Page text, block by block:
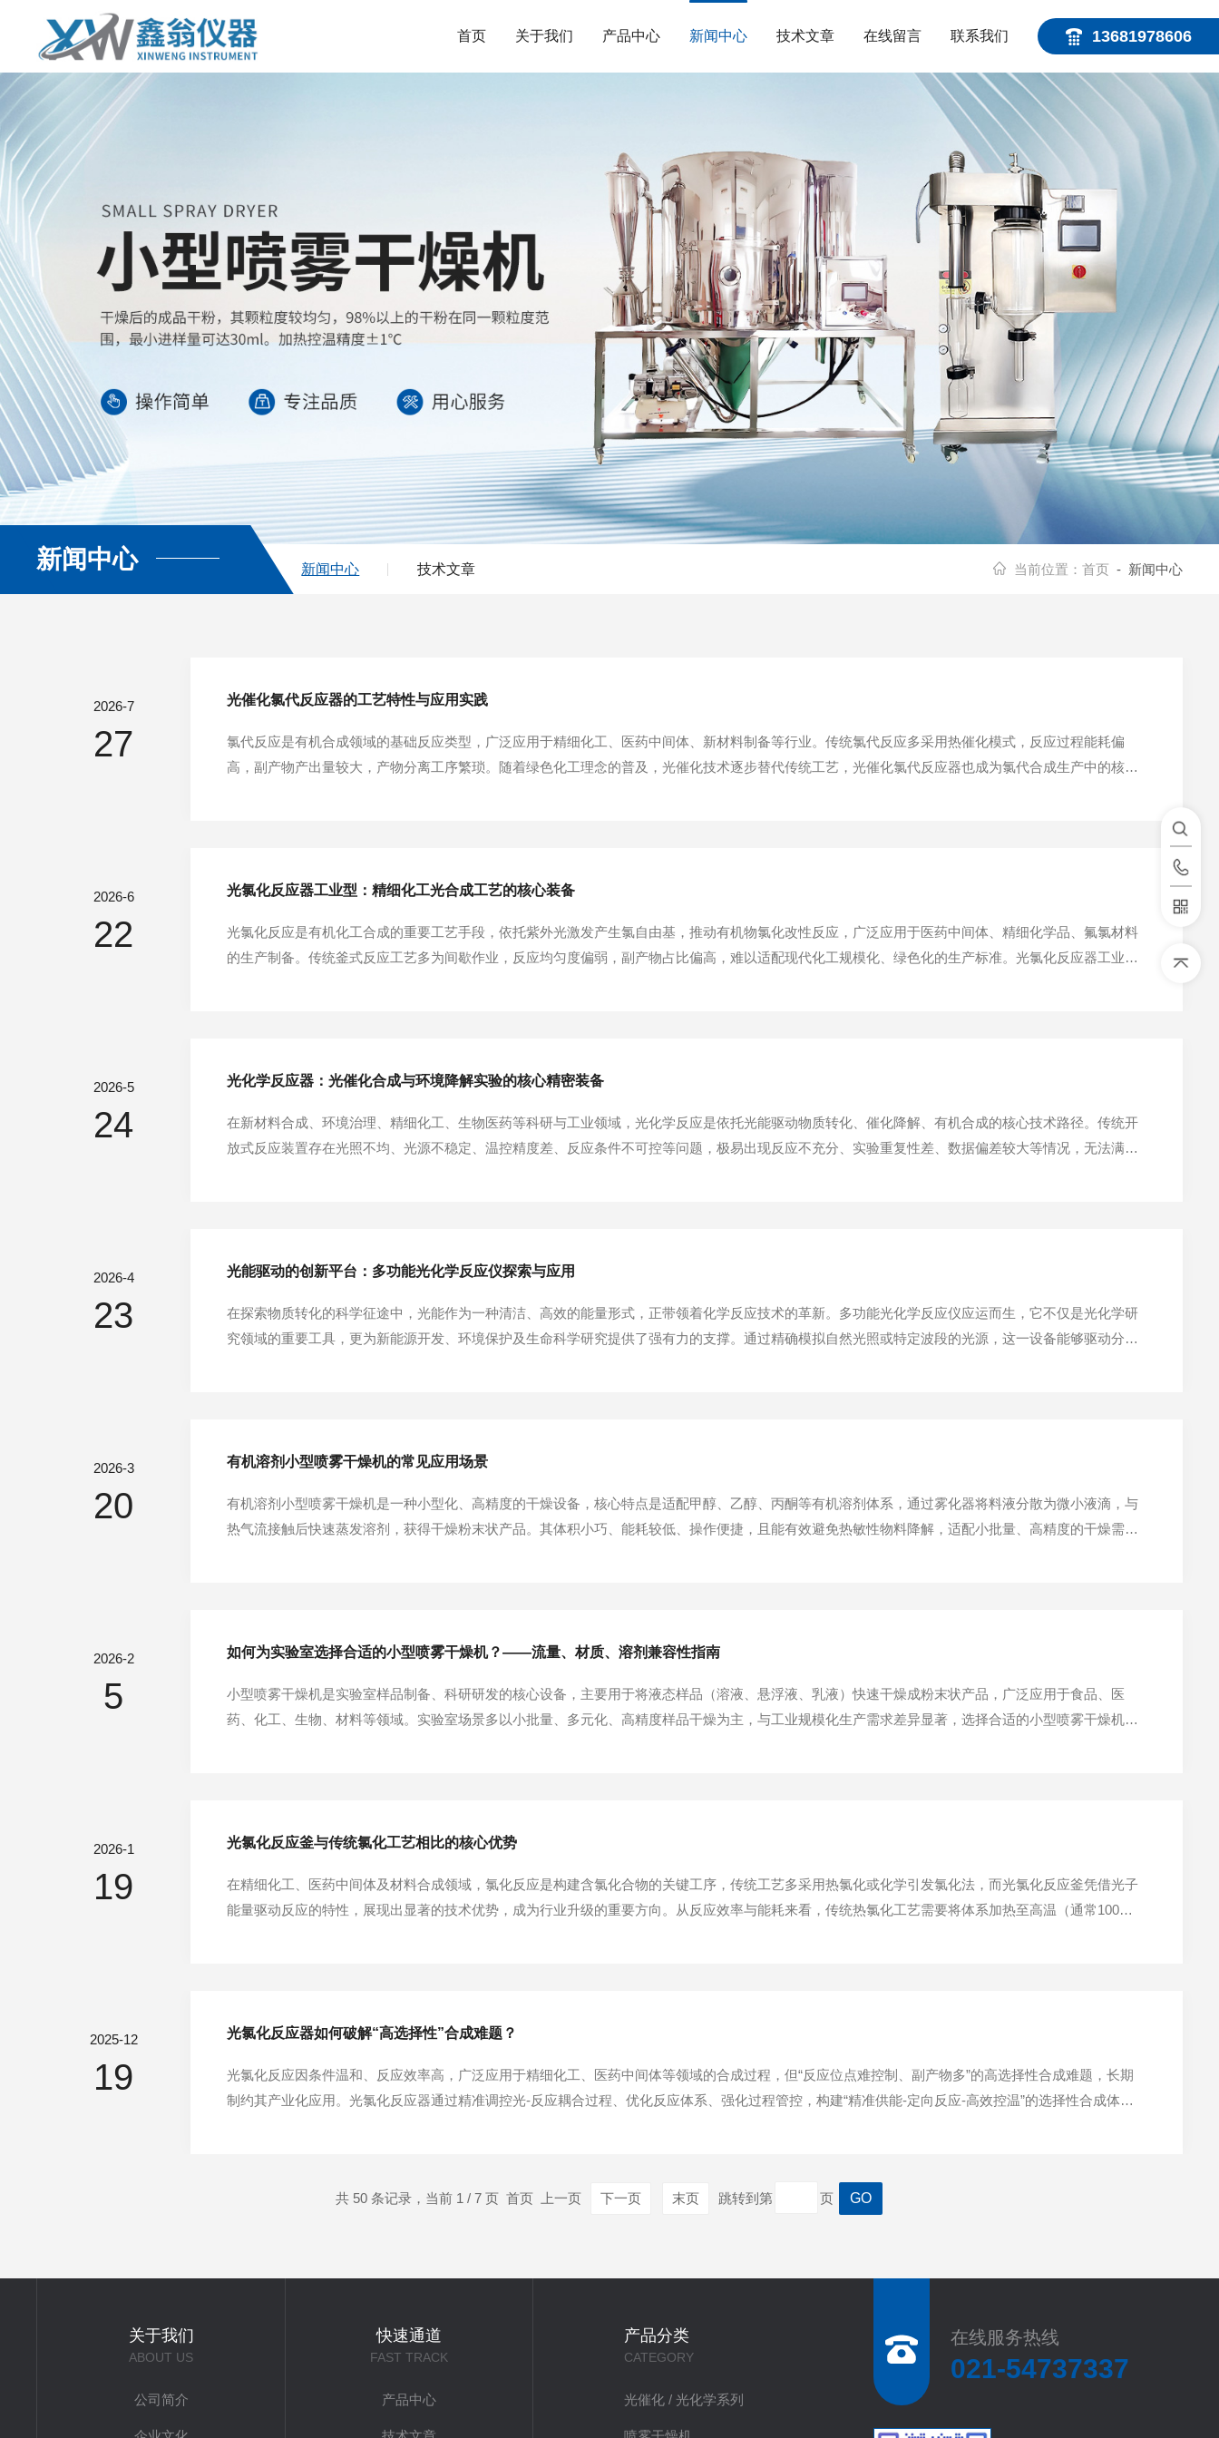
13681978606
首页 关于我们 产品中心 新闻中心 技术文章 在线留言 联系我们
查看更多
新闻中心 新闻中心 技术文章 当前位置： 首页 - 新闻中心
2026-7
27
光催化氯代反应器的工艺特性与应用实践
氯代反应是有机合成领域的基础反应类型，广泛应用于精细化工、医药中间体、新材料制备等行业。传统氯代反应多采用热催化模式，反应过程能耗偏
高，副产物产出量较大，产物分离工序繁琐。随着绿色化工理念的普及，光催化技术逐步替代传统工艺，光催化氯代反应器也成为氯代合成生产中的核心
2026-6
22
光氯化反应器工业型：精细化工光合成工艺的核心装备
光氯化反应是有机化工合成的重要工艺手段，依托紫外光激发产生氯自由基，推动有机物氯化改性反应，广泛应用于医药中间体、精细化学品、氟氯材料
的生产制备。传统釜式反应工艺多为间歇作业，反应均匀度偏弱，副产物占比偏高，难以适配现代化工规模化、绿色化的生产标准。光氯化反应器工业型
2026-5
24
光化学反应器：光催化合成与环境降解实验的核心精密装备
在新材料合成、环境治理、精细化工、生物医药等科研与工业领域，光化学反应是依托光能驱动物质转化、催化降解、有机合成的核心技术路径。传统开
放式反应装置存在光照不均、光源不稳定、温控精度差、反应条件不可控等问题，极易出现反应不充分、实验重复性差、数据偏差较大等情况，无法满足
2026-4
23
光能驱动的创新平台：多功能光化学反应仪探索与应用
在探索物质转化的科学征途中，光能作为一种清洁、高效的能量形式，正带领着化学反应技术的革新。多功能光化学反应仪应运而生，它不仅是光化学研
究领域的重要工具，更为新能源开发、环境保护及生命科学研究提供了强有力的支撑。通过精确模拟自然光照或特定波段的光源，这一设备能够驱动分子
2026-3
20
有机溶剂小型喷雾干燥机的常见应用场景
有机溶剂小型喷雾干燥机是一种小型化、高精度的干燥设备，核心特点是适配甲醇、乙醇、丙酮等有机溶剂体系，通过雾化器将料液分散为微小液滴，与
热气流接触后快速蒸发溶剂，获得干燥粉末状产品。其体积小巧、能耗较低、操作便捷，且能有效避免热敏性物料降解，适配小批量、高精度的干燥需
2026-2
5
如何为实验室选择合适的小型喷雾干燥机？——流量、材质、溶剂兼容性指南
小型喷雾干燥机是实验室样品制备、科研研发的核心设备，主要用于将液态样品（溶液、悬浮液、乳液）快速干燥成粉末状产品，广泛应用于食品、医
药、化工、生物、材料等领域。实验室场景多以小批量、多元化、高精度样品干燥为主，与工业规模化生产需求差异显著，选择合适的小型喷雾干燥机需
2026-1
19
光氯化反应釜与传统氯化工艺相比的核心优势
在精细化工、医药中间体及材料合成领域，氯化反应是构建含氯化合物的关键工序，传统工艺多采用热氯化或化学引发氯化法，而光氯化反应釜凭借光子
能量驱动反应的特性，展现出显著的技术优势，成为行业升级的重要方向。从反应效率与能耗来看，传统热氯化工艺需要将体系加热至高温（通常100℃
2025-12
19
光氯化反应器如何破解“高选择性”合成难题？
光氯化反应因条件温和、反应效率高，广泛应用于精细化工、医药中间体等领域的合成过程，但“反应位点难控制、副产物多”的高选择性合成难题，长期
制约其产业化应用。光氯化反应器通过精准调控光-反应耦合过程、优化反应体系、强化过程管控，构建“精准供能-定向反应-高效控温”的选择性合成体
共 50 条记录，当前 1 / 7 页 首页 上一页 下一页 末页 跳转到第 页
关于我们
ABOUT US
公司简介
快速通道
FAST TRACK
产品中心
产品分类
CATEGORY
光催化 / 光化学系列
在线服务热线
021-54737337